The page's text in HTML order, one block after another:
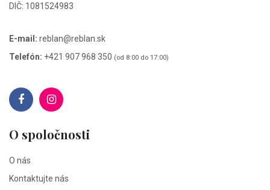
DIČ: 1081524983
E-mail: reblan@reblan.sk
Telefón: +421 907 968 350 (od 8:00 do 17:00)
O spoločnosti
O nás
Kontaktujte nás